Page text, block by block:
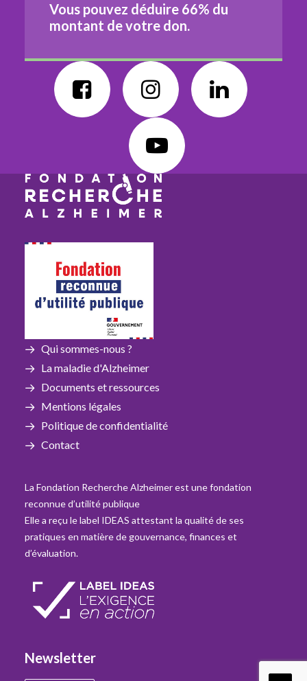
Vous pouvez déduire 66% du
montant de votre don.
Qui sommes-nous ?
La maladie d'Alzheimer
Documents et ressources
Mentions légales
Politique de confidentialité
Contact
La Fondation Recherche Alzheimer est une fondation
reconnue d’utilité publique
Elle a reçu le label IDEAS attestant la qualité de ses
pratiques en matière de gouvernance, finances et
d’évaluation.
Newsletter